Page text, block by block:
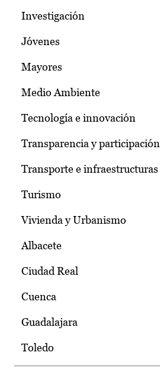
Investigación
Jóvenes
Mayores
Medio Ambiente
Tecnología e innovación
Transparencia y participación
Transporte e infraestructuras
Turismo
Vivienda y Urbanismo
Albacete
Ciudad Real
Cuenca
Guadalajara
Toledo